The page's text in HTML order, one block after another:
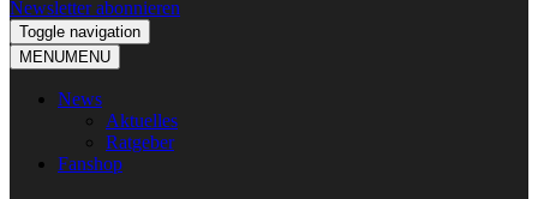
Newsletter abonnieren
Toggle navigation
MENUMENU
News
Aktuelles
Ratgeber
Fanshop